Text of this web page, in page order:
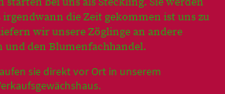
irgendwann die Zeit gekommen ist uns zu
wir unsere Zöglinge an andere
und den Blumenfachhandel.
sie direkt vor Ort in unserem